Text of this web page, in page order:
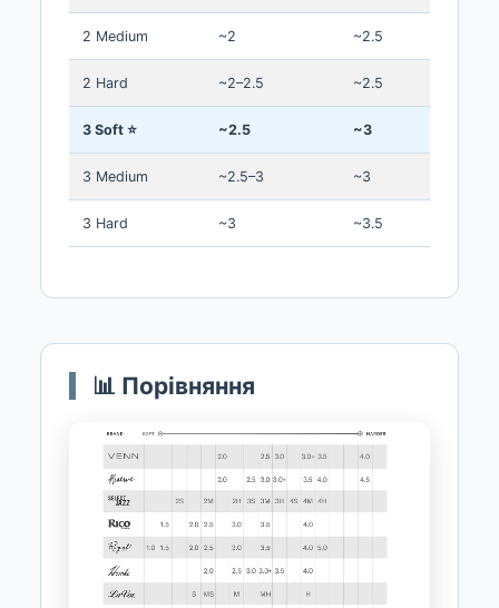
2 Medium ~2 ~2.5
2 Hard ~2–2.5 ~2.5
3 Soft ⭐ ~2.5 ~3
3 Medium ~2.5–3 ~3
3 Hard ~3 ~3.5
📊 Порівняння